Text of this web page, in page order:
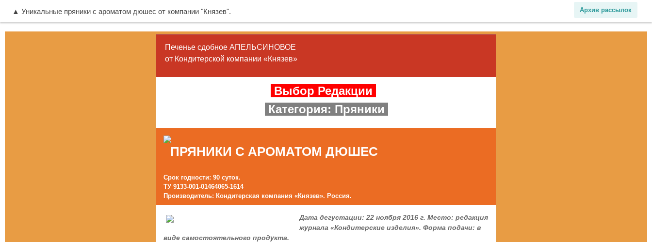
▲ Уникальные пряники с ароматом дюшес от компании "Князев". Архив рассылок
Печенье сдобное АПЕЛЬСИНОВОЕ
от Кондитерской компании «Князев»
Выбор Редакции
Категория: Пряники
ПРЯНИКИ С АРОМАТОМ ДЮШЕС
Срок годности: 90 суток.
ТУ 9133-001-01464065-1614
Производитель: Кондитерская компания «Князев». Россия.
Дата дегустации: 22 ноября 2016 г. Место: редакция
журнала «Кондитерские изделия». Форма подачи: в
виде самостоятельного продукта.